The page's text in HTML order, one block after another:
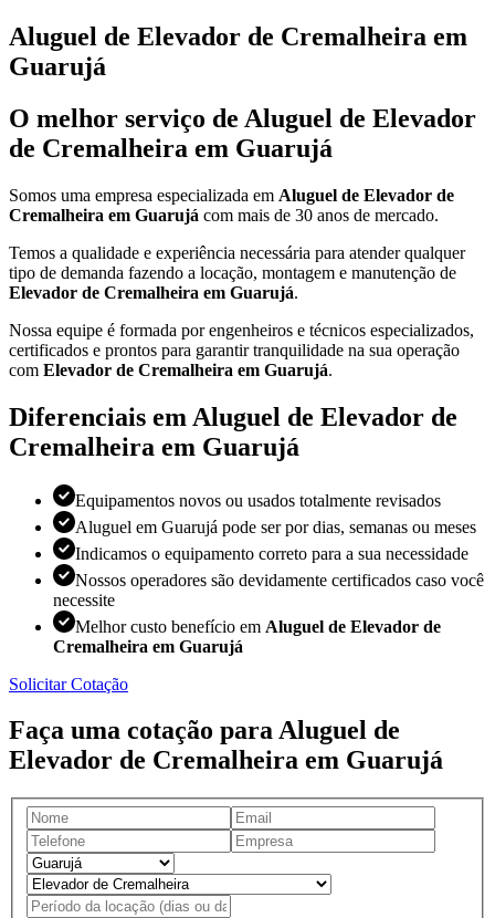
Aluguel de Elevador de Cremalheira em
Guarujá
O melhor serviço de Aluguel de Elevador
de Cremalheira em Guarujá
Somos uma empresa especializada em Aluguel de Elevador de
Cremalheira em Guarujá com mais de 30 anos de mercado.
Temos a qualidade e experiência necessária para atender qualquer
tipo de demanda fazendo a locação, montagem e manutenção de
Elevador de Cremalheira em Guarujá.
Nossa equipe é formada por engenheiros e técnicos especializados,
certificados e prontos para garantir tranquilidade na sua operação
com Elevador de Cremalheira em Guarujá.
Diferenciais em Aluguel de Elevador de
Cremalheira em Guarujá
Equipamentos novos ou usados totalmente revisados
Aluguel em Guarujá pode ser por dias, semanas ou meses
Indicamos o equipamento correto para a sua necessidade
Nossos operadores são devidamente certificados caso você
necessite
Melhor custo benefício em Aluguel de Elevador de
Cremalheira em Guarujá
Solicitar Cotação
Faça uma cotação para Aluguel de
Elevador de Cremalheira em Guarujá